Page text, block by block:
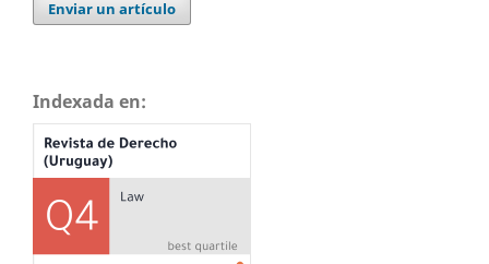
Enviar un artículo
Indexada en: